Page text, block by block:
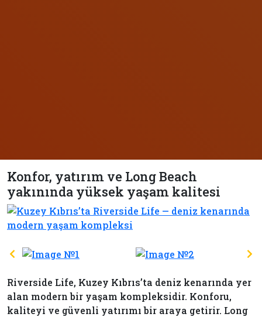
Konfor, yatırım ve Long Beach
yakınında yüksek yaşam kalitesi
Riverside Life, Kuzey Kıbrıs’ta deniz kenarında yer
alan modern bir yaşam kompleksidir. Konforu,
kaliteyi ve güvenli yatırımı bir araya getirir. Long